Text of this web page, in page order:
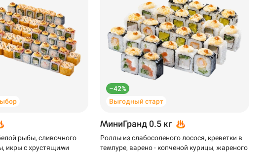
рыбы, сливочного
икры с хрустящими
–42%
Выгодный старт
МиниГранд 0.5 кг
Роллы из слабосоленого лосося, креветки в
темпуре, варено - копченой курицы, жареного